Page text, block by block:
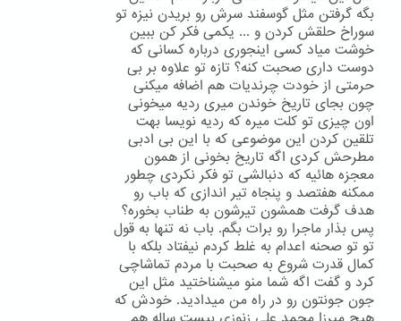
بگه گرفتن مثل گوسفند سرش رو بریدن نیزه تو
سوراخ حلقش کردن و ... یکمی فکر کن ببین
خوشت میاد کسی اینجوری درباره کسانی که
دوست داری صحبت کنه؟ تازه تو علاوه بر بی
حرمتی از خودت چرندیات هم اضافه میکنی
چون بجای تاریخ خوندن میری ردیه میخونی
اون چیزی تو کلت میره که ردیه نویسا بهت
تلقین کردن این موضوعی که با این بی ادبی
مطرحش کردی اگه تاریخ بخونی از همون
معجزه هائیه که دنبالشی تو فکر نکردی چطور
ممکنه هفتصد و پنجاه تیر اندازی که باب رو
هدف گرفت همشون تیرشون به طناب بخوره؟
پس بذار ماجرا رو برات بگم. باب نه تنها به قول
تو تو صحنه اعدام به غلط کردم نیفتاد بلکه با
کمال قدرت شروع به صحبت با مردم تماشاچی
کرد و گفت اگه شما منو میشناختید مثل این
جون جونتون رو در راه من میدادید. خودش که